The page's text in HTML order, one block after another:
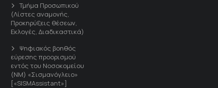
Τμήμα Προσωπικού
(Λίστες αναμονής,
Προκηρύξεις θέσεων,
Εκλογές, Διαδικαστικά)
Ψηφιακός βοηθός
εύρεσης προορισμού
εντός του Νοσοκομείου
(ΝΜ) «Σισμανόγλειο»
[«SISMAssistant»]